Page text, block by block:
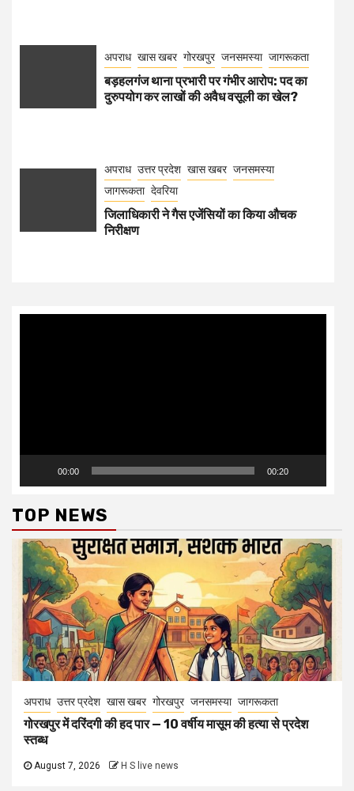
अपराध खास खबर गोरखपुर जनसमस्या जागरूकता
बड़हलगंज थाना प्रभारी पर गंभीर आरोप: पद का
दुरुपयोग कर लाखों की अवैध वसूली का खेल?
अपराध उत्तर प्रदेश खास खबर जनसमस्या
जागरूकता देवरिया
जिलाधिकारी ने गैस एजेंसियों का किया औचक
निरीक्षण
00:00 00:20
TOP NEWS
अपराध उत्तर प्रदेश खास खबर गोरखपुर जनसमस्या जागरूकता
गोरखपुर में दरिंदगी की हद पार — 10 वर्षीय मासूम की हत्या से प्रदेश
स्तब्ध
August 7, 2026 H S live news